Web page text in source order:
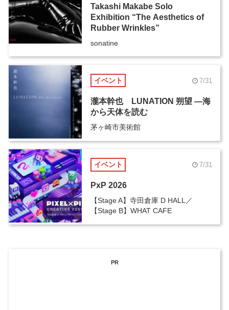
Takashi Makabe Solo
Exhibition “The Aesthetics of
Rubber Wrinkles”
sonatine
イベント 7/31
瀧本幹也 LUNATION 朔望 ―海
から天体を読む
茅ヶ崎市美術館
イベント 7/31
PxP 2026
【Stage A】寺田倉庫 D HALL／
【Stage B】WHAT CAFE
PR